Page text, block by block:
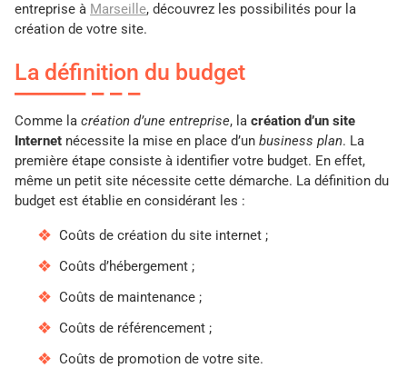
entreprise à Marseille, découvrez les possibilités pour la
création de votre site.
La définition du budget
Comme la création d’une entreprise, la création d’un site
Internet nécessite la mise en place d’un business plan. La
première étape consiste à identifier votre budget. En effet,
même un petit site nécessite cette démarche. La définition du
budget est établie en considérant les :
Coûts de création du site internet ;
Coûts d’hébergement ;
Coûts de maintenance ;
Coûts de référencement ;
Coûts de promotion de votre site.